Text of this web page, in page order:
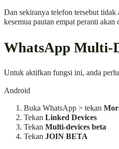
Dan sekiranya telefon tersebut
kesemua pautan empat peranti akan
WhatsApp Multi-
Untuk aktifkan fungsi ini, anda
Android
Buka WhatsApp > tekan
Tekan Linked Devices
Tekan Multi-devices beta
Tekan JOIN BETA